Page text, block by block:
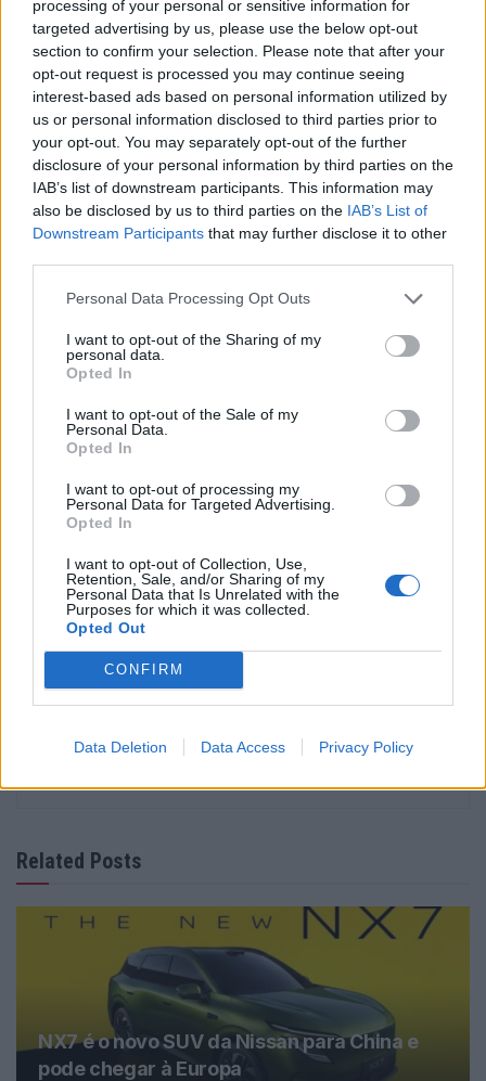
processing of your personal or sensitive information for
targeted advertising by us, please use the below opt-out
section to confirm your selection. Please note that after your
opt-out request is processed you may continue seeing
interest-based ads based on personal information utilized by
us or personal information disclosed to third parties prior to
your opt-out. You may separately opt-out of the further
disclosure of your personal information by third parties on the
IAB’s list of downstream participants. This information may
also be disclosed by us to third parties on the IAB’s List of
Downstream Participants that may further disclose it to other
Personal Data Processing Opt Outs
I want to opt-out of the Sharing of my
personal data.
Opted In
I want to opt-out of the Sale of my
Personal Data.
Opted In
I want to opt-out of processing my
Personal Data for Targeted Advertising.
Opted In
I want to opt-out of Collection, Use,
Retention, Sale, and/or Sharing of my
Personal Data that Is Unrelated with the
Purposes for which it was collected.
Opted Out
CONFIRM
Data Deletion Data Access Privacy Policy
embaixadores da marca.
E a Europa, vai conhecer o Tiago?
O Tata Tiago (e o Tiago.EV) não vão chegar à Europa,
nem tal consta dos planos da marca. Desde logo, porque
é produzido exclusivamente com o volante do lado
homologação que vigoram no mercado indiano — muito
menos exigentes, tanto ao nível da segurança ativa e
passiva como das emissões poluentes.
Vitor Mendes
Related Posts
NX7 é o novo SUV da Nissan para China e
pode chegar à Europa